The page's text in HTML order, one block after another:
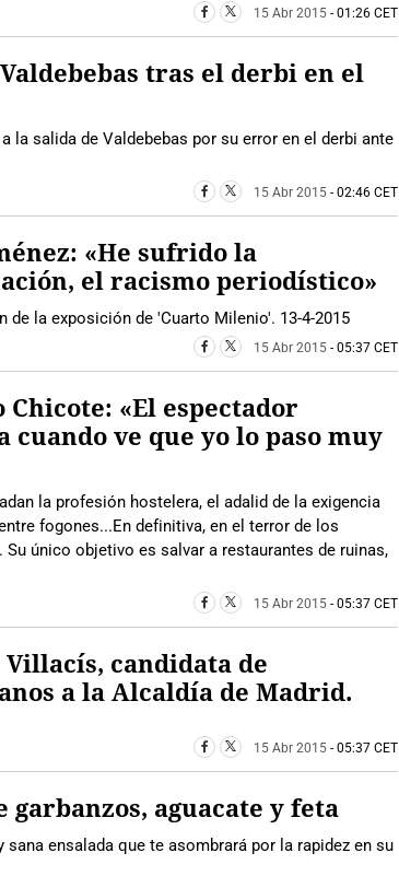
15 Abr 2015 - 01:26 CET
tras el derbi en el
la salida de Valdebebas por su error en el derbi ante
15 Abr 2015 - 02:46 CET
«He sufrido la
el racismo periodístico»
de la exposición de 'Cuarto Milenio'. 13-4-2015
15 Abr 2015 - 05:37 CET
«El espectador
cuando ve que yo lo paso muy
la profesión hostelera, el adalid de la exigencia
fogones...En definitiva, en el terror de los
único objetivo es salvar a restaurantes de ruinas,
15 Abr 2015 - 05:37 CET
Villacís, candidata de
a la Alcaldía de Madrid.
15 Abr 2015 - 05:37 CET
garbanzos, aguacate y feta
ensalada que te asombrará por la rapidez en su